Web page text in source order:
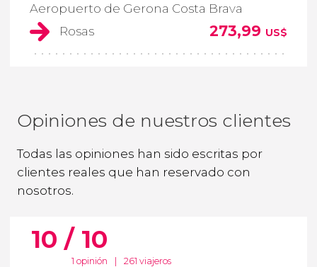
Aeropuerto de Gerona Costa Brava
Rosas
273,99 US$
Opiniones de nuestros clientes
Todas las opiniones han sido escritas por
clientes reales que han reservado con
nosotros.
10 / 10
1 opinión 261 viajeros